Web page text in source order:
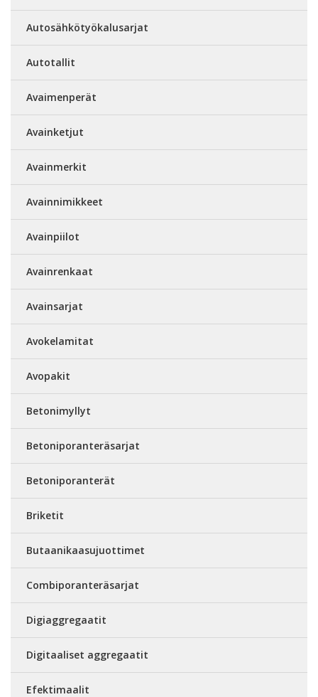
Autosähkötyökalusarjat
Autotallit
Avaimenperät
Avainketjut
Avainmerkit
Avainnimikkeet
Avainpiilot
Avainrenkaat
Avainsarjat
Avokelamitat
Avopakit
Betonimyllyt
Betoniporanteräsarjat
Betoniporanterät
Briketit
Butaanikaasujuottimet
Combiporanteräsarjat
Digiaggregaatit
Digitaaliset aggregaatit
Efektimaalit